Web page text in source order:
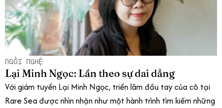
NGỒI NGHỆ
Lại Minh Ngọc: Lần theo sự dai dẳng
Với giám tuyển Lại Minh Ngọc, triển lãm đầu tay của cô tại
Rare Sea được nhìn nhận như một hành trình tìm kiếm những